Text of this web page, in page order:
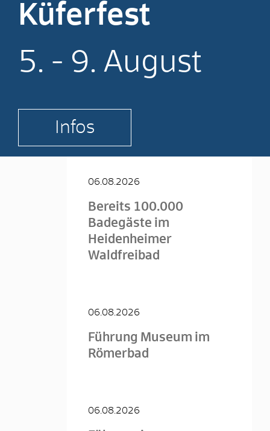
Küferfest
5. - 9. August
Infos
06.08.2026
Bereits 100.000
Badegäste im
Heidenheimer
Waldfreibad
06.08.2026
Führung Museum im
Römerbad
06.08.2026